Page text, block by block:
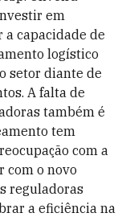
em
capacidade de
logístico
setor diante de
A falta de
também é
tem
com a
com o novo
reguladoras
a eficiência na